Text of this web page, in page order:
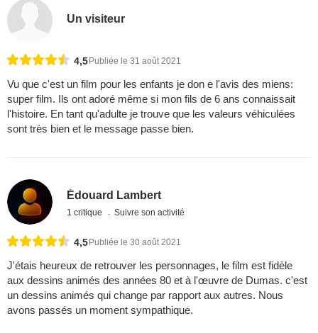
Un visiteur
4,5Publiée le 31 août 2021
Vu que c'est un film pour les enfants je don e l'avis des miens:
super film. Ils ont adoré même si mon fils de 6 ans connaissait
l'histoire. En tant qu'adulte je trouve que les valeurs véhiculées
sont très bien et le message passe bien.
Édouard Lambert
1 critique Suivre son activité
4,5 Publiée le 30 août 2021
J'étais heureux de retrouver les personnages, le film est fidèle
aux dessins animés des années 80 et à l'œuvre de Dumas. c'est
un dessins animés qui change par rapport aux autres. Nous
avons passés un moment sympathique.